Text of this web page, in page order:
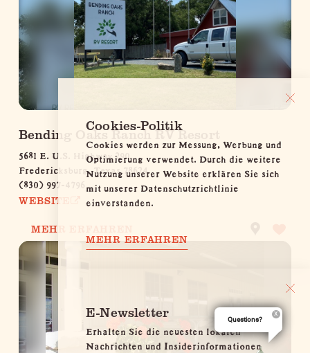
Bending Oaks Ranch RV Resort
5681 E. U.S. Highway 290
Fredericksburg, Texas 78624
(830) 997-4796
WEBSITE
MEHR ERFAHREN
Cookies-Politik
Cookies werden zur Messung, Werbung und
Optimierung verwendet. Durch die weitere
Nutzung unserer Website erklären Sie sich
mit unserer Datenschutzrichtlinie
einverstanden.
MEHR ERFAHREN
E-Newsletter
Erhalten Sie die neuesten lokalen
Nachrichten und Insiderinformationen
Questions?